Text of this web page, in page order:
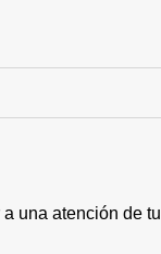
una atención de tu